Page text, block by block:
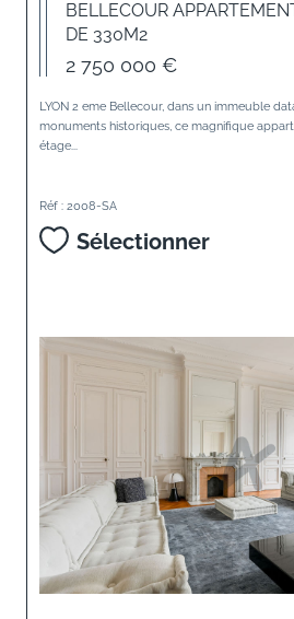
BELLECOUR
DE 330M2
2 750 000 €
LYON 2 eme Bellecour, dans un immeuble
monuments historiques, ce magnifique
étage...
Réf : 2008-SA
Sélectionner